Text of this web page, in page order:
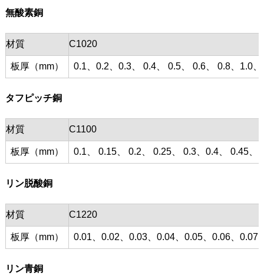
無酸素銅
材質 C1020
板厚（mm） 0.1、0.2、0.3、 0.4、 0.5、 0.6、 0.8、1.0
タフピッチ銅
材質 C1100
板厚（mm） 0.1、 0.15、 0.2、 0.25、 0.3、0.4、 0.45、
リン脱酸銅
材質 C1220
板厚（mm） 0.01、0.02、0.03、0.04、0.05、0.06、0.07
リン青銅